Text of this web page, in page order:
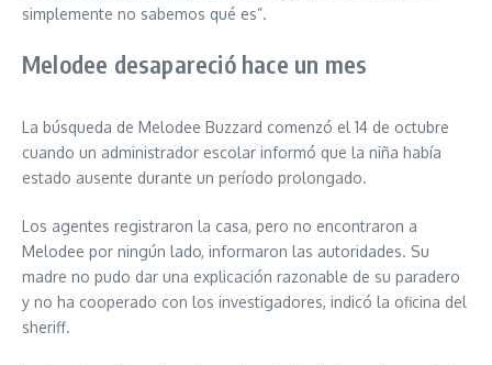
simplemente no sabemos qué es”.
Melodee desapareció hace un mes
La búsqueda de Melodee Buzzard comenzó el 14 de octubre
cuando un administrador escolar informó que la niña había
estado ausente durante un período prolongado.
Los agentes registraron la casa, pero no encontraron a
Melodee por ningún lado, informaron las autoridades. Su
madre no pudo dar una explicación razonable de su paradero
y no ha cooperado con los investigadores, indicó la oficina del
sheriff.